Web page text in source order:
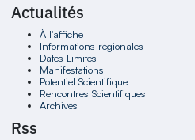
Actualités
À l'affiche
Informations régionales
Dates Limites
Manifestations
Potentiel Scientifique
Rencontres Scientifiques
Archives
Rss